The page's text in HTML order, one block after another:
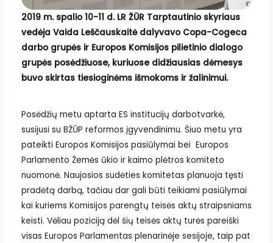
2019 m. spalio 10-11 d. LR ŽŪR Tarptautinio skyriaus
vedėja Vaida Leščauskaitė dalyvavo Copa-Cogeca
darbo grupės ir Europos Komisijos pilietinio dialogo
grupės posėdžiuose, kuriuose didžiausias dėmesys
buvo skirtas tiesioginėms išmokoms ir žalinimui.
Posėdžių metu aptarta ES institucijų darbotvarkė,
susijusi su BŽŪP reformos įgyvendinimu. Šiuo metu yra
pateikti Europos Komisijos pasiūlymai bei Europos
Parlamento Žemės ūkio ir kaimo plėtros komiteto
nuomonė. Naujosios sudėties komitetas planuoja tęsti
pradėtą darbą, tačiau dar gali būti teikiami pasiūlymai
kai kuriems Komisijos parengtų teisės aktų straipsniams
keisti. Vėliau poziciją dėl šių teisės aktų turės pareiški
visas Europos Parlamentas plenarinėje sesijoje, taip pat